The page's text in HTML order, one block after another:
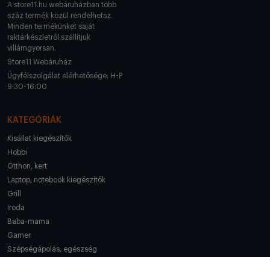
A store11.hu webáruházban több
száz termék közül rendelhetsz.
Minden termékünket saját
raktárkészletről szállítjuk
villámgyorsan.
Store11 Webáruház
Ügyfélszolgálat elérhetősége: H-P
9:30-16:00
KATEGÓRIÁK
Kisállat kiegészítők
Hobbi
Otthon, kert
Laptop, notebook kiegészítők
Grill
Iroda
Baba-mama
Gamer
Szépségápolás, egészség